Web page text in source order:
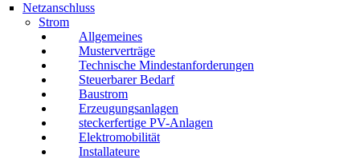
Netzanschluss
Strom
Allgemeines
Musterverträge
Technische Mindestanforderungen
Steuerbarer Bedarf
Baustrom
Erzeugungsanlagen
steckerfertige PV-Anlagen
Elektromobilität
Installateure